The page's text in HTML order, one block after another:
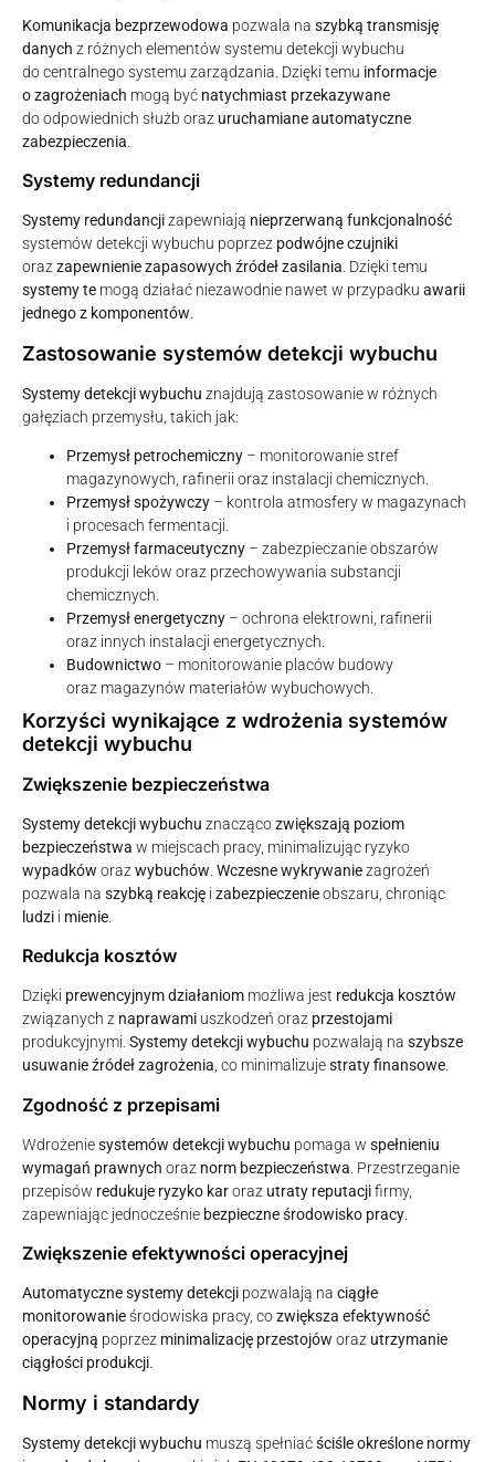
Komunikacja bezprzewodowa pozwala na szybką transmisję
danych z różnych elementów systemu detekcji wybuchu
do centralnego systemu zarządzania. Dzięki temu informacje
o zagrożeniach mogą być natychmiast przekazywane
do odpowiednich służb oraz uruchamiane automatyczne
zabezpieczenia
Systemy redundancji
Systemy redundancjizapewniają nieprzerwaną funkcjonalność
systemów detekcji wybuchu poprzez podwójne czujniki
orazzapewnienie zapasowych źródeł zasilania. Dzięki temu
systemy te mogą działać niezawodnie nawet w przypadku awarii
jednego z komponentów.
Zastosowanie systemów detekcji wybuchu
Systemy detekcji wybuchu znajdują zastosowanie w różnych
gałęziach przemysłu, takich jak:
Przemysł petrochemiczny – monitorowanie stref
magazynowych, rafinerii oraz instalacji chemicznych.
Przemysł spożywczy – kontrola atmosfery w magazynach
i procesach fermentacji.
Przemysł farmaceutyczny – zabezpieczanie obszarów
produkcji leków oraz przechowywania substancji
chemicznych.
Przemysł energetyczny – ochrona elektrowni, rafinerii
oraz innych instalacji energetycznych.
Budownictwo – monitorowanie placów budowy
oraz magazynów materiałów wybuchowych.
Korzyści wynikające z wdrożenia systemów
detekcji wybuchu
Zwiększenie bezpieczeństwa
Systemy detekcji wybuchu znaczącozwiększają poziom
bezpieczeństwa w miejscach pracy, minimalizując ryzyko
wypadków oraz wybuchów Wczesne wykrywaniezagrożeń
pozwala na szybką reakcję i zabezpieczenieobszaru, chroniąc
ludzi i mienie
Redukcja kosztów
Dzięki prewencyjnym działaniom możliwa jest redukcja kosztów
związanych z naprawami uszkodzeń oraz przestojami
produkcyjnymi. Systemy detekcji wybuchu pozwalają na szybsze
usuwanie źródeł zagrożenia, co minimalizujestraty finansowe.
Zgodność z przepisami
Wdrożeniesystemów detekcji wybuchu pomaga w spełnieniu
wymagań prawnych oraz norm bezpieczeństwa . Przestrzeganie
przepisów redukuje ryzyko karoraz utraty reputacjifirmy,
zapewniając jednocześnie bezpieczne środowisko pracy
Zwiększenie efektywności operacyjnej
Automatyczne systemy detekcji pozwalają na ciągłe
monitorowanieśrodowiska pracy, cozwiększa efektywność
operacyjną poprzez minimalizację przestojów oraz utrzymanie
ciągłości produkcji.
Normy i standardy
Systemy detekcji wybuchu muszą spełniaćściśle określone normy